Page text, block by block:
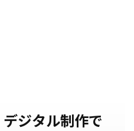
デジタル制作で